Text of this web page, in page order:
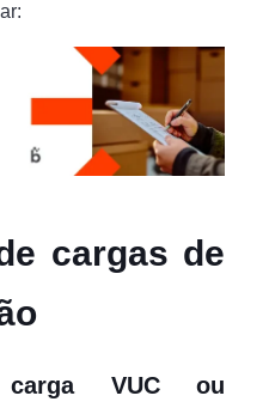
cargas de
carga VUC ou